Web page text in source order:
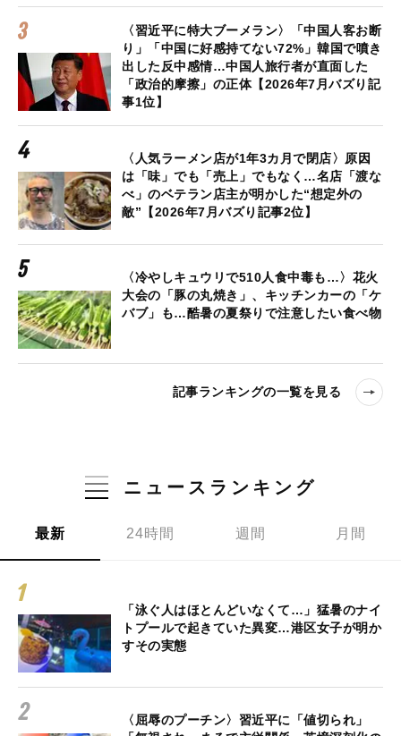
〈習近平に特大ブーメラン〉「中国人客お断
り」「中国に好感持てない72%」韓国で噴き
出した反中感情…中国人旅行者が直面した
「政治的摩擦」の正体【2026年7月バズり記
事1位】
〈人気ラーメン店が1年3カ月で閉店〉原因
は「味」でも「売上」でもなく…名店「渡な
べ」のベテラン店主が明かした“想定外の
敵”【2026年7月バズり記事2位】
〈冷やしキュウリで510人食中毒も…〉花火
大会の「豚の丸焼き」、キッチンカーの「ケ
バブ」も…酷暑の夏祭りで注意したい食べ物
記事ランキングの一覧を見る
ニュースランキング
最新 24時間 週間 月間
「泳ぐ人はほとんどいなくて…」猛暑のナイ
トプールで起きていた異変…港区女子が明か
すその実態
〈屈辱のプーチン〉習近平に「値切られ」